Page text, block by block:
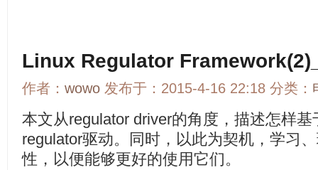
Linux Regulator
作者： wowo 发布于：2015-4-16 22:18 分类：
本文从regulator driver的角度，描述怎样
regulator驱动。同时，以此为契机，学习
性，以便能够更好的使用它们。